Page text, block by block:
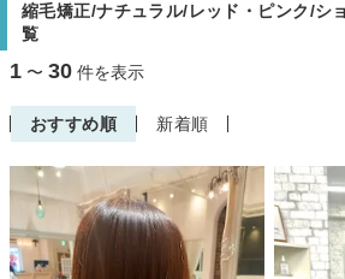
縮毛矯正/ナチュラル/レッド・ピンク/シ
覧
1 〜 30 件を表示
おすすめ順 新着順